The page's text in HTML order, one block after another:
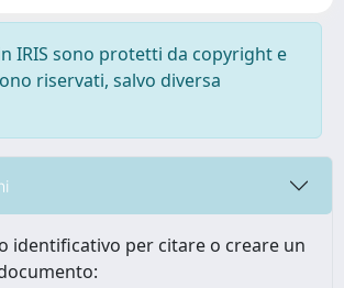
IRIS sono protetti da copyright e
riservati, salvo diversa
identificativo per citare o creare un